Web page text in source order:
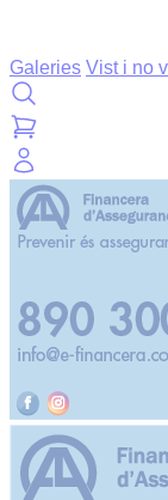
Galeries Vist i no